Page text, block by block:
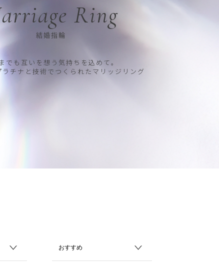
Ring
結婚指輪
でも互いを想う気持ちを込めて。
チナと技術でつくられたマリッジリング